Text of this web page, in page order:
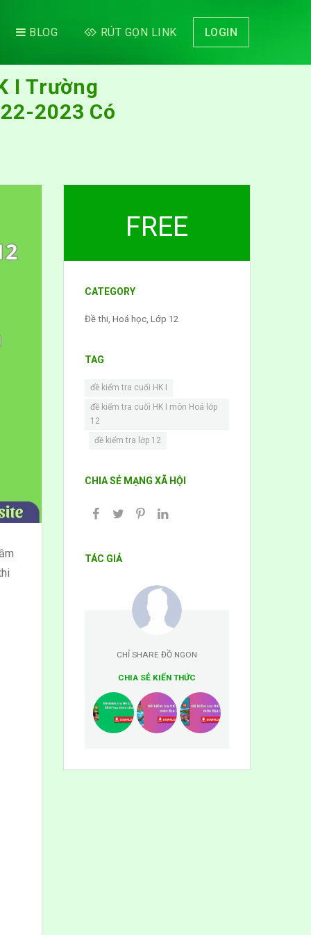
BLOG RÚT GỌN LINK LOGIN
I Trường
2023 Có
FREE
CATEGORY
Đề thi, Hoá học, Lớp 12
TAG
đề kiểm tra cuối HK I
đề kiểm tra cuối HK I môn Hoá lớp
12
đề kiểm tra lớp 12
CHIA SẺ MẠNG XÃ HỘI
TÁC GIẢ
CHỈ SHARE ĐỒ NGON
CHIA SẺ KIẾN THỨC